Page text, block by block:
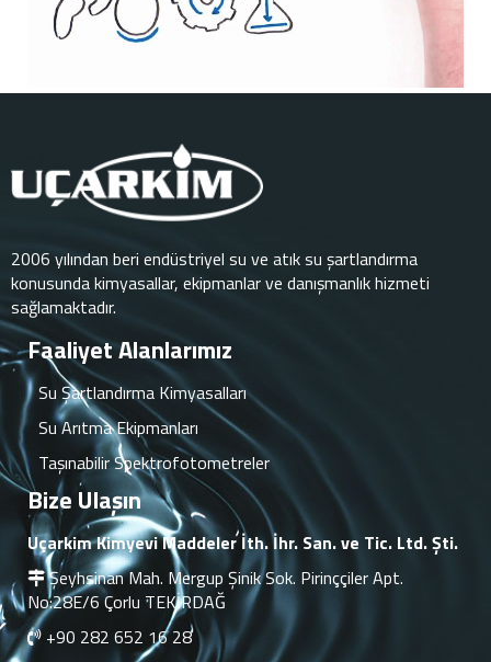
2006 yılından beri endüstriyel su ve atık su şartlandırma
konusunda kimyasallar, ekipmanlar ve danışmanlık hizmeti
sağlamaktadır.
Faaliyet Alanlarımız
Su Şartlandırma Kimyasalları
Su Arıtma Ekipmanları
Taşınabilir Spektrofotometreler
Bize Ulaşın
Uçarkim Kimyevi Maddeler İth. İhr. San. ve Tic. Ltd. Şti.
Şeyhsinan Mah. Mergup Şinik Sok. Pirinççiler Apt.
No:28E/6 Çorlu TEKİRDAĞ
+90 282 652 16 28